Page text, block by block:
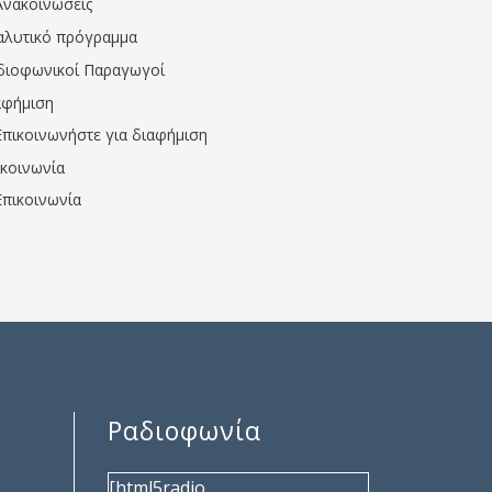
πρόγραμμα
Παραγωγοί
για διαφήμιση
Ραδιοφωνία